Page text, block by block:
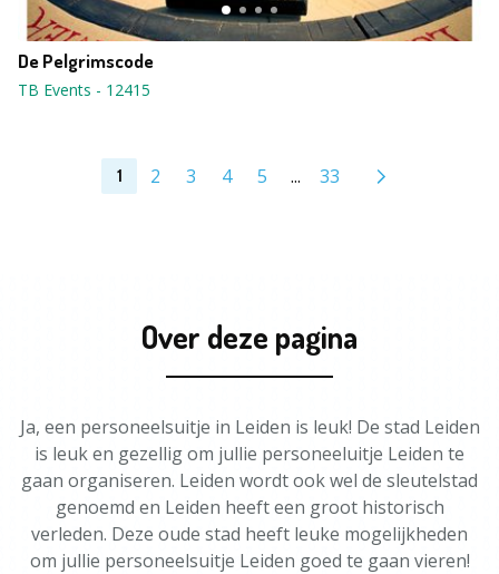
De Pelgrimscode
TB Events - 12415
1 2 3 4 5 ... 33
Over deze pagina
Ja, een personeelsuitje in Leiden is leuk! De stad Leiden
is leuk en gezellig om jullie personeeluitje Leiden te
gaan organiseren. Leiden wordt ook wel de sleutelstad
genoemd en Leiden heeft een groot historisch
verleden. Deze oude stad heeft leuke mogelijkheden
om jullie personeelsuitje Leiden goed te gaan vieren!